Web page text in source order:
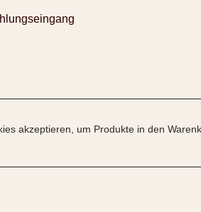
akzeptieren, um Produkte in den